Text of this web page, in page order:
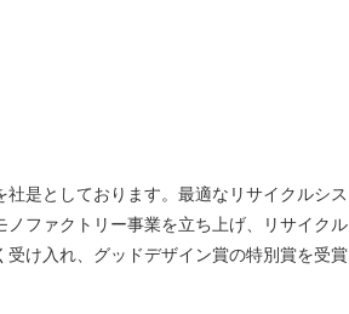
是としております。最適なリサイクルシス
ファクトリー事業を立ち上げ、リサイクル
け入れ、グッドデザイン賞の特別賞を受賞